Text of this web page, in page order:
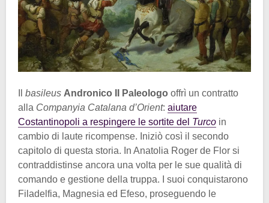
basileus Andronico II Paleologo offrì un contratto
alla Companyia Catalana d’Orient: aiutare
Costantinopoli a respingere le sortite del Turco in
cambio di laute ricompense. Iniziò così il secondo
capitolo di questa storia. In Anatolia Roger de Flor si
contraddistinse ancora una volta per le sue qualità di
comando e gestione della truppa. I suoi conquistarono
Filadelfia, Magnesia ed Efeso, proseguendo le